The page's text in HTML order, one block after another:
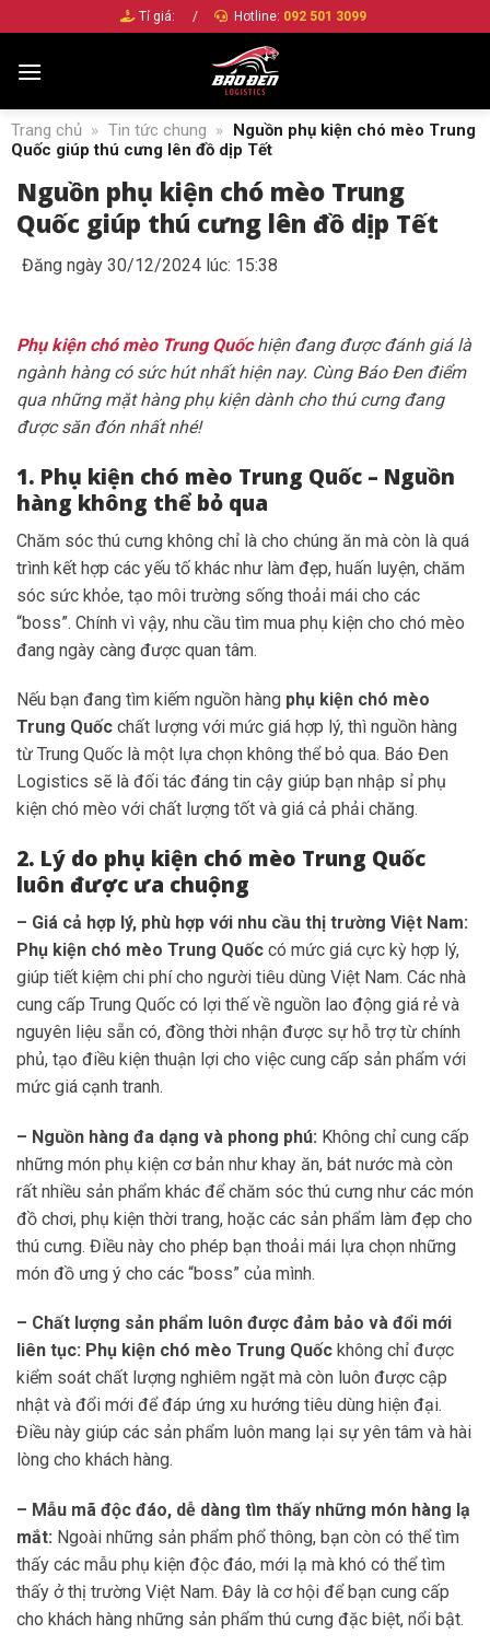
nội
Tỉ giá: / Hotline: 092 501 3099
Trang chủ » Tin tức chung »
Nguồn phụ kiện chó mèo Trung
Quốc giúp thú cưng lên đồ dịp Tết
Nguồn phụ kiện chó mèo Trung
Quốc giúp thú cưng lên đồ dịp Tết
Đăng ngày 30/12/2024 lúc: 15:38
Phụ kiện chó mèo Trung Quốchiện đang được đánh giá là
ngành hàng có sức hút nhất hiện nay. Cùng Báo Đen điểm
qua những mặt hàng phụ kiện dành cho thú cưng đang
được săn đón nhất nhé!
1. Phụ kiện chó mèo Trung Quốc – Nguồn
hàng không thể bỏ qua
Chăm sóc thú cưng không chỉ là cho chúng ăn mà còn là quá
trình kết hợp các yếu tố khác như làm đẹp, huấn luyện, chăm
sóc sức khỏe, tạo môi trường sống thoải mái cho các
“boss”. Chính vì vậy, nhu cầu tìm mua phụ kiện cho chó mèo
đang ngày càng được quan tâm.
Nếu bạn đang tìm kiếm nguồn hàng phụ kiện chó mèo
Trung Quốc chất lượng với mức giá hợp lý, thì nguồn hàng
từ Trung Quốc là một lựa chọn không thể bỏ qua. Báo Đen
Logistics sẽ là đối tác đáng tin cậy giúp bạn nhập sỉ phụ
kiện chó mèo với chất lượng tốt và giá cả phải chăng.
2. Lý do phụ kiện chó mèo Trung Quốc
luôn được ưa chuộng
– Giá cả hợp lý, phù hợp với nhu cầu thị trường Việt Nam:
Phụ kiện chó mèo Trung Quốc có mức giá cực kỳ hợp lý,
giúp tiết kiệm chi phí cho người tiêu dùng Việt Nam. Các nhà
cung cấp Trung Quốc có lợi thế về nguồn lao động giá rẻ và
nguyên liệu sẵn có, đồng thời nhận được sự hỗ trợ từ chính
phủ, tạo điều kiện thuận lợi cho việc cung cấp sản phẩm với
mức giá cạnh tranh.
– Nguồn hàng đa dạng và phong phú: Không chỉ cung cấp
những món phụ kiện cơ bản như khay ăn, bát nước mà còn
rất nhiều sản phẩm khác để chăm sóc thú cưng như các món
đồ chơi, phụ kiện thời trang, hoặc các sản phẩm làm đẹp cho
thú cưng. Điều này cho phép bạn thoải mái lựa chọn những
món đồ ưng ý cho các “boss” của mình.
– Chất lượng sản phẩm luôn được đảm bảo và đổi mới
liên tục: Phụ kiện chó mèo Trung Quốc không chỉ được
kiểm soát chất lượng nghiêm ngặt mà còn luôn được cập
nhật và đổi mới để đáp ứng xu hướng tiêu dùng hiện đại.
Điều này giúp các sản phẩm luôn mang lại sự yên tâm và hài
lòng cho khách hàng.
– Mẫu mã độc đáo, dễ dàng tìm thấy những món hàng lạ
mắt: Ngoài những sản phẩm phổ thông, bạn còn có thể tìm
thấy các mẫu phụ kiện độc đáo, mới lạ mà khó có thể tìm
thấy ở thị trường Việt Nam. Đây là cơ hội để bạn cung cấp
cho khách hàng những sản phẩm thú cưng đặc biệt, nổi bật.